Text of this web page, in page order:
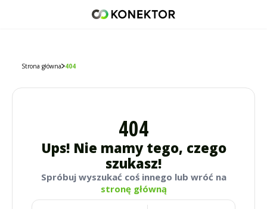
Strona główna 404
404
Ups! Nie mamy tego, czego
szukasz!
Spróbuj wyszukać coś innego lub wróć na
stronę główną